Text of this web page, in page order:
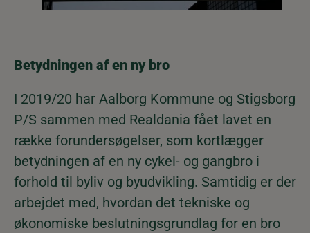
Betydningen af en ny bro
I 2019/20 har Aalborg Kommune og Stigsborg
P/S sammen med Realdania fået lavet en
række forundersøgelser, som kortlægger
betydningen af en ny cykel- og gangbro i
forhold til byliv og byudvikling. Samtidig er der
arbejdet med, hvordan det tekniske og
økonomiske beslutningsgrundlag for en bro